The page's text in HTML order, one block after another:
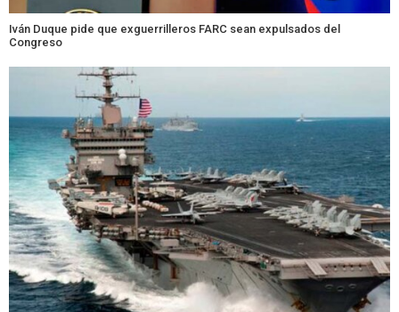
Iván Duque pide que exguerrilleros FARC sean expulsados del
Congreso